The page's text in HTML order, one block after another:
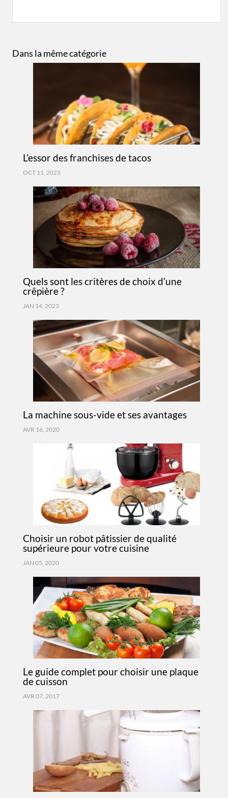
Dans la même catégorie
L’essor des franchises de tacos
OCT 11, 2023
Quels sont les critères de choix d’une
crêpière ?
JAN 14, 2023
La machine sous-vide et ses avantages
AVR 16, 2020
Choisir un robot pâtissier de qualité
supérieure pour votre cuisine
JAN 05, 2020
Le guide complet pour choisir une plaque
de cuisson
AVR 07, 2017